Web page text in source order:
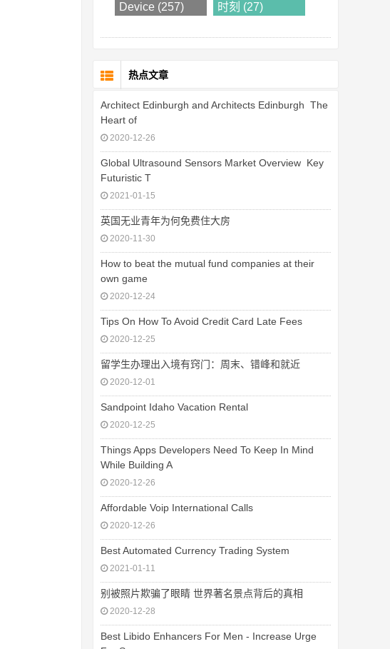
Device (257)
时刻 (27)
热点文章
Architect Edinburgh and Architects Edinburgh  The
Heart of
2020-12-26
Global Ultrasound Sensors Market Overview  Key
Futuristic T
2021-01-15
英国无业青年为何免费住大房
2020-11-30
How to beat the mutual fund companies at their
own game
2020-12-24
Tips On How To Avoid Credit Card Late Fees
2020-12-25
留学生办理出入境有窍门：周末、错峰和就近
2020-12-01
Sandpoint Idaho Vacation Rental
2020-12-25
Things Apps Developers Need To Keep In Mind
While Building A
2020-12-26
Affordable Voip International Calls
2020-12-26
Best Automated Currency Trading System
2021-01-11
别被照片欺骗了眼睛 世界著名景点背后的真相
2020-12-28
Best Libido Enhancers For Men - Increase Urge